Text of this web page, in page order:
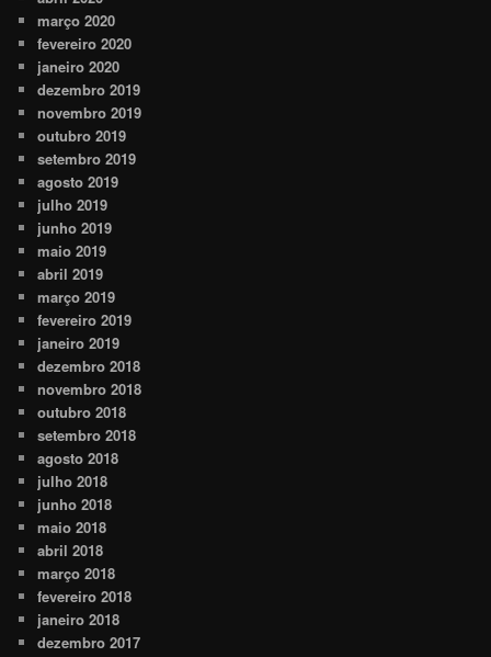
março 2020
fevereiro 2020
janeiro 2020
dezembro 2019
novembro 2019
outubro 2019
setembro 2019
agosto 2019
julho 2019
junho 2019
maio 2019
abril 2019
março 2019
fevereiro 2019
janeiro 2019
dezembro 2018
novembro 2018
outubro 2018
setembro 2018
agosto 2018
julho 2018
junho 2018
maio 2018
abril 2018
março 2018
fevereiro 2018
janeiro 2018
dezembro 2017